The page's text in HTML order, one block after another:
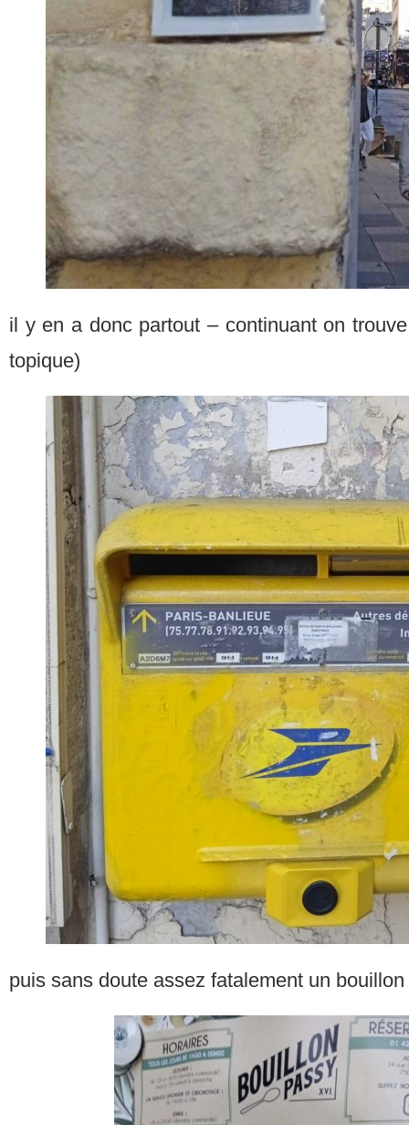
il y en a donc partout – continuant on
topique)
puis sans doute assez fatalement un bouillon